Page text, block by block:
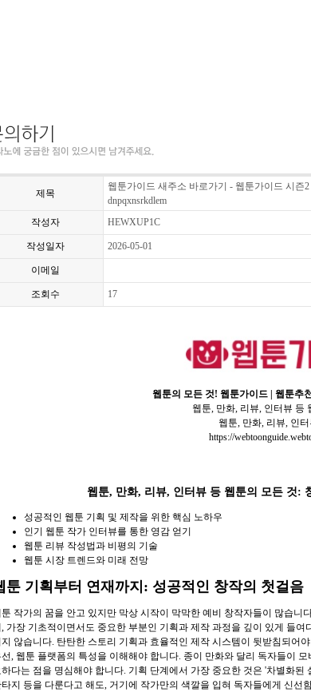
제목
웹툰가이드 새주소 바로가기 - 웹툰가이드 시즌
dnpqxnsrkdlem
작성자
HEWXUP1C
작성일자 2026-05-01
이메일
조회수 17
웹툰의 모든 것! 웹툰가이드 | 웹툰추
웹툰, 만화, 리뷰, 인터뷰 등
웹툰, 만화, 리뷰, 인
https://
웹툰, 만화, 리뷰, 인터뷰 등 웹툰의 모든 것:
성공적인 웹툰 기획 및 제작을 위한 핵심 노하우
인기 웹툰 작가 인터뷰를 통한 영감 얻기
웹툰 리뷰 작성법과 비평의 기술
웹툰 시장 트렌드와 미래 전망
툰 기획부터 연재까지: 성공적인 창작의 첫걸음
작가의 꿈을 안고 있지만 막상 시작이 막막한 예비 창작자들이 많습니
, 가장 기초적이면서도 중요한 부분인 기획과 제작 과정을 깊이 있게 들
지 않습니다. 탄탄한 스토리 기획과 효율적인 제작 시스템이 뒷받침되어야
선, 웹툰 플랫폼의 특성을 이해해야 합니다. 종이 만화와 달리 독자들이
하다는 점을 명심해야 합니다. 기획 단계에서 가장 중요한 것은 '차별화된
지 등을 다룬다고 해도, 거기에 작가만의 색깔을 입혀 독자들에게 신선